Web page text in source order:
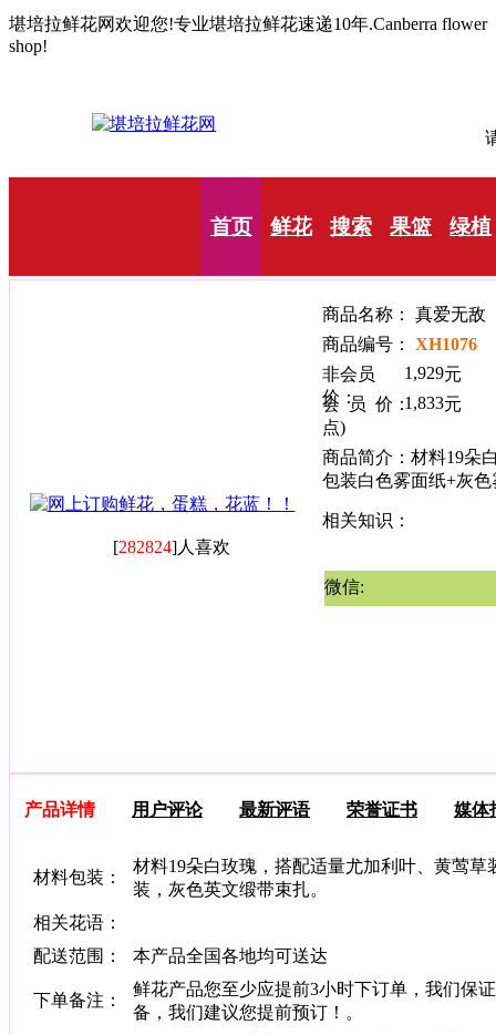
堪培拉鲜花网欢迎您!专业堪培拉鲜花速递10年.Canberra flower
shop!
首页 鲜花 搜索 果篮 绿植
[282824]人喜欢
商品名称：
商品编号： XH1076
非会员
价：
1,929
会 员 价：1,833
点)
商品简介：材料19朵
包装白色雾面纸+灰
相关知识：
微信:
产品详情 用户评论 最新评语 荣誉证书 媒体
材料包装：
材料19朵白玫瑰，搭配适量尤加利叶、黄莺
装，灰色英文缎带束扎。
相关花语：
配送范围：
本产品全国各地均可送达
下单备注：
鲜花产品您至少应提前3小时下订单，我们保
备，我们建议您提前预订！。